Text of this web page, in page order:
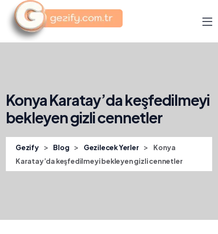
Konya Karatay’da keşfedilmeyi
bekleyen gizli cennetler
Gezify > Blog > Gezilecek Yerler >
Konya
Karatay’da keşfedilmeyi bekleyen gizli cennetler